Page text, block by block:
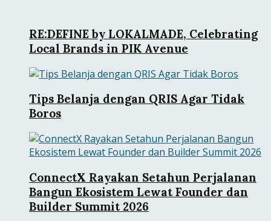
RE:DEFINE by LOKALMADE, Celebrating
Local Brands in PIK Avenue
Tips Belanja dengan QRIS Agar Tidak
Boros
ConnectX Rayakan Setahun Perjalanan
Bangun Ekosistem Lewat Founder dan
Builder Summit 2026